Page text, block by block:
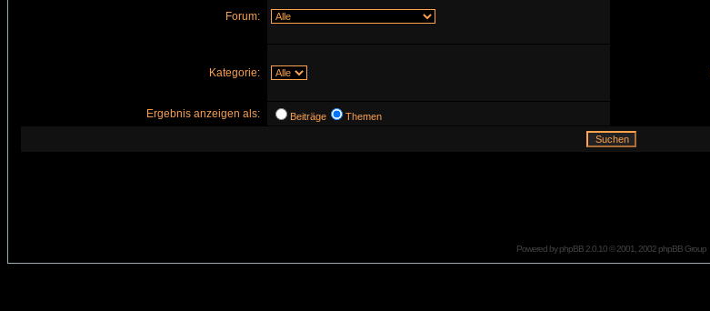
Forum:
Kategorie:
Ergebnis anzeigen als: Beiträge Themen
Powered byphpBB2.0.10 © 2001, 2002 phpBB Group